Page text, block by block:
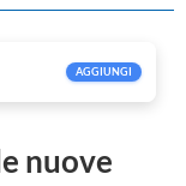
AGGIUNGI
nuove